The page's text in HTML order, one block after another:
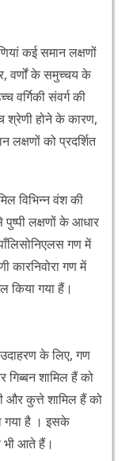
कई समान लक्षणों
वर्णों के समुच्चय के
वर्गिकी संवर्ग की
श्रेणी होने के कारण,
को प्रदर्शित
विभिन्न वंश की
लक्षणों के आधार
गण में
कारनिवोरा गण में
किया गया हैं।
के लिए, गण
गिब्बन शामिल हैं को
और कुत्ते शामिल हैं को
गया है । इसके
भी आते हैं।